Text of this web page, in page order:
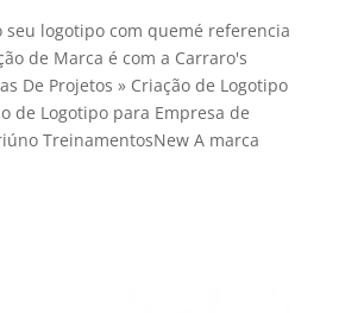
seu logotipo com quemé referencia
de Marca é com a Carraro's
De Projetos » Criação de Logotipo
de Logotipo para Empresa de
TreinamentosNew A marca